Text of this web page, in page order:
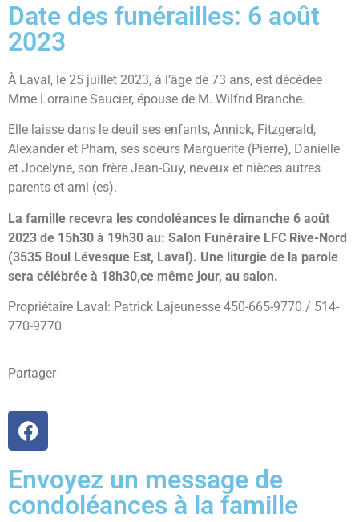
Date des funérailles: 6 août
2023
À Laval, le 25 juillet 2023, à l’âge de 73 ans, est décédée
Mme Lorraine Saucier, épouse de M. Wilfrid Branche.
Elle laisse dans le deuil ses enfants, Annick, Fitzgerald,
Alexander et Pham, ses soeurs Marguerite (Pierre), Danielle
et Jocelyne, son frère Jean-Guy, neveux et nièces autres
parents et ami (es).
La famille recevra les condoléances le dimanche 6 août
2023 de 15h30 à 19h30 au: Salon Funéraire LFC Rive-Nord
(3535 Boul Lévesque Est, Laval). Une liturgie de la parole
sera célébrée à 18h30,ce même jour, au salon.
Propriétaire Laval: Patrick Lajeunesse 450-665-9770 / 514-
770-9770
Partager
Envoyez un message de
condoléances à la famille